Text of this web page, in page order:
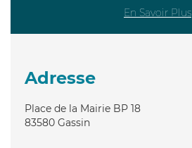
En Savoir Plus
Adresse
Place de la Mairie BP 18
83580 Gassin